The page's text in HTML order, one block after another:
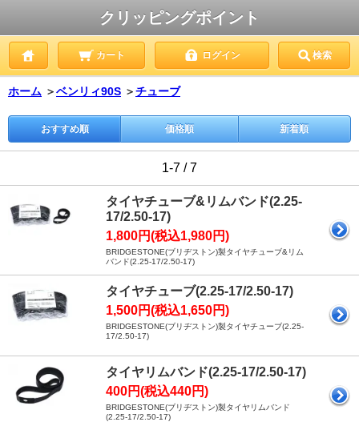
クリッピングポイント
カート ログイン 検索
ホーム ＞ベンリィ90S ＞チューブ
おすすめ順 価格順 新着順
1-7 / 7
タイヤチューブ&リムバンド(2.25-
17/2.50-17)
1,800円(税込1,980円)
BRIDGESTONE(ブリヂストン)製タイヤチューブ&リム
バンド(2.25-17/2.50-17)
タイヤチューブ(2.25-17/2.50-17)
1,500円(税込1,650円)
BRIDGESTONE(ブリヂストン)製タイヤチューブ(2.25-
17/2.50-17)
タイヤリムバンド(2.25-17/2.50-17)
400円(税込440円)
BRIDGESTONE(ブリヂストン)製タイヤリムバンド
(2.25-17/2.50-17)